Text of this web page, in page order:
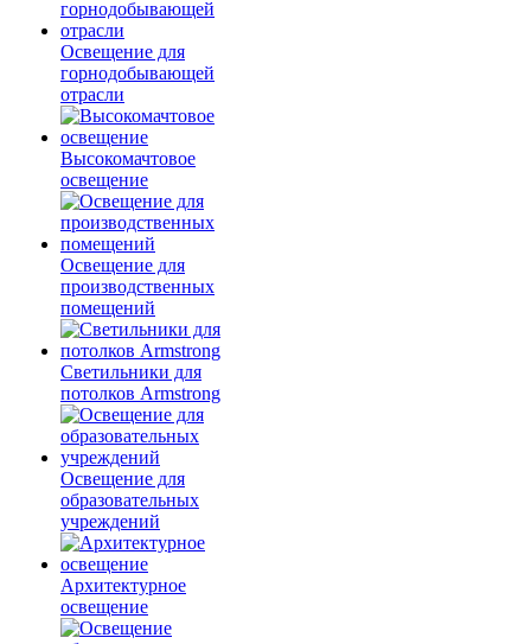
Освещение для
горнодобывающей
отрасли
Высокомачтовое
освещение
Освещение для
производственных
помещений
Светильники для
потолков Armstrong
Освещение для
образовательных
учреждений
Архитектурное
освещение